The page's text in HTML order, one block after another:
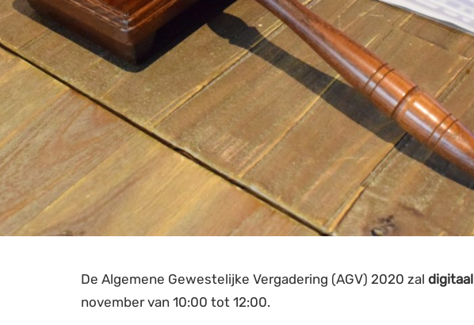
De Algemene Gewestelijke Vergadering (AGV) 2020 zal digitaal
november van 10:00 tot 12:00.